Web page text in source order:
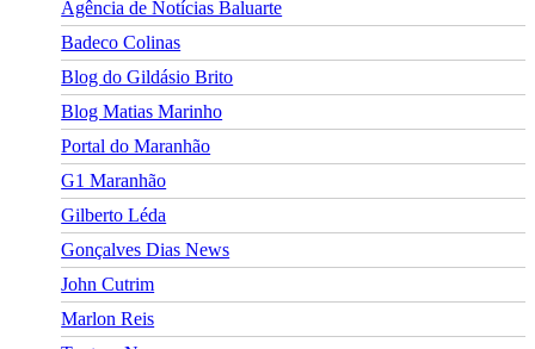
Agência de Notícias Baluarte
Badeco Colinas
Blog do Gildásio Brito
Blog Matias Marinho
Portal do Maranhão
G1 Maranhão
Gilberto Léda
Gonçalves Dias News
John Cutrim
Marlon Reis